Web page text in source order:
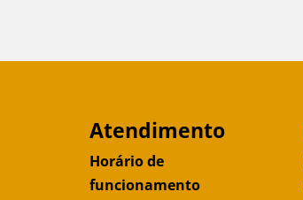
Atendimento
Horário de
funcionamento